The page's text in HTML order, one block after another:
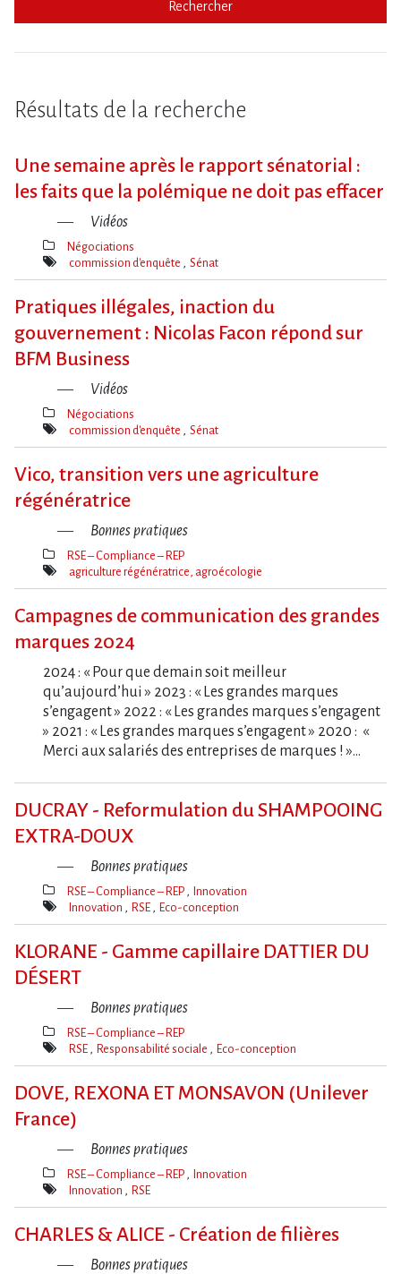
Rechercher
Résultats de la recherche
Une semaine après le rapport sénatorial :
les faits que la polémique ne doit pas effacer
Vidéos
Thèmes(s)
Négociations
Mot(s)-
commission d'enquête Sénat
Pratiques illégales, inaction du
gouvernement : Nicolas Facon répond sur
BFM Business
Vidéos
Thèmes(s)
Négociations
Mot(s)-
commission d'enquête Sénat
Vico, transition vers une agriculture
régénératrice
Bonnes pratiques
Thèmes(s)
RSE – Compliance – REP
Mot(s)-
agriculture régénératrice, agroécologie
Campagnes de communication des grandes
marques 2024
2024 : « Pour que demain soit meilleur
qu’aujourd’hui » 2023 : « Les grandes marques
s’engagent » 2022 : « Les grandes marques s’engagent
» 2021 : « Les grandes marques s’engagent » 2020 : «
Merci aux salariés des entreprises de marques ! »…
DUCRAY - Reformulation du SHAMPOOING
EXTRA-DOUX
Bonnes pratiques
Thèmes(s)
RSE – Compliance – REP Innovation
Mot(s)-
Innovation RSE Eco-conception
KLORANE - Gamme capillaire DATTIER DU
DÉSERT
Bonnes pratiques
Thèmes(s)
RSE – Compliance – REP
Mot(s)-
RSE Responsabilité sociale Eco-conception
DOVE, REXONA ET MONSAVON (Unilever
France)
Bonnes pratiques
Thèmes(s)
RSE – Compliance – REP Innovation
Mot(s)-
Innovation RSE
CHARLES & ALICE - Création de filières
Bonnes pratiques